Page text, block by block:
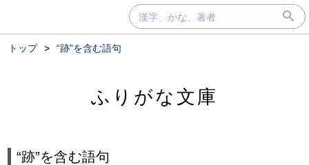
トップ > “跡”を含む語句
ふりがな文庫
“跡”を含む語句